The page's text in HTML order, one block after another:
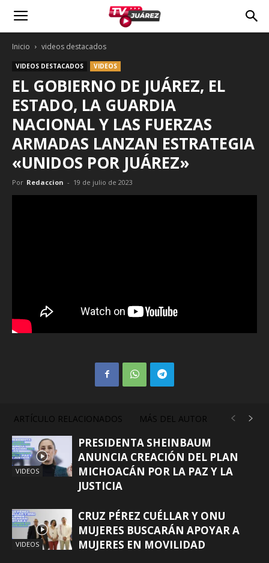
Inicio videos destacados
VIDEOS DESTACADOS VIDEOS
EL GOBIERNO DE JUÁREZ, EL
ESTADO, LA GUARDIA
NACIONAL Y LAS FUERZAS
ARMADAS LANZAN ESTRATEGIA
«UNIDOS POR JUÁREZ»
Por Redaccion - 19 de julio de 2023
ARTÍCULO RELACIONADOS MÁS DEL AUTOR
VIDEOS
PRESIDENTA SHEINBAUM
ANUNCIA CREACIÓN DEL PLAN
MICHOACÁN POR LA PAZ Y LA
JUSTICIA
VIDEOS
CRUZ PÉREZ CUÉLLAR Y ONU
MUJERES BUSCARÁN APOYAR A
MUJERES EN MOVILIDAD